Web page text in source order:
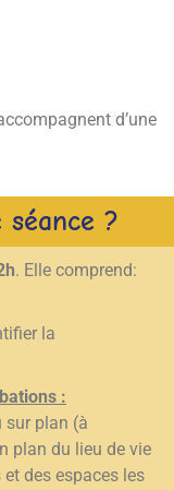
d’une
séance ?
. Elle comprend:
la
:
sur plan (à
plan du lieu de vie
des espaces les